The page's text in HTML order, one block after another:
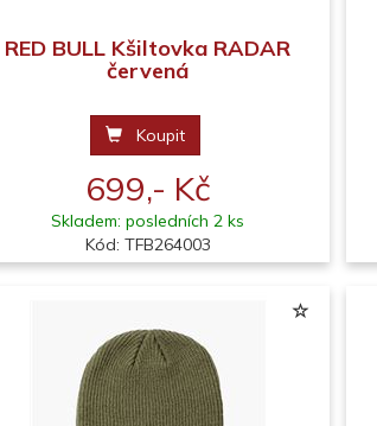
RED BULL Kšiltovka RADAR
červená
Koupit
699,- Kč
Skladem: posledních 2 ks
Kód: TFB264003